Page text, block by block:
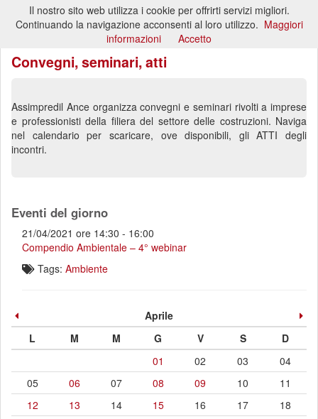
Convegni, seminari, atti
Assimpredil Ance organizza convegni e seminari rivolti a imprese
e professionisti della filiera del settore delle costruzioni. Naviga
nel calendario per scaricare, ove disponibili, gli ATTI degli
incontri.
Eventi del giorno
21/04/2021 ore 14:30 - 16:00
Compendio Ambientale – 4° webinar
Tags: Ambiente
Aprile
L
M M G V S
D
01
02 03
04
05
06 07 08 09 10
11
12
13 14 15 16 17
18
Il nostro sito web utilizza i cookie per offrirti servizi migliori.
Continuando la navigazione acconsenti al loro utilizzo. Maggiori
informazioni
Accetto